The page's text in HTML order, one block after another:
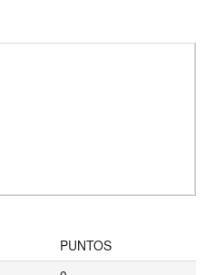
PUNTOS